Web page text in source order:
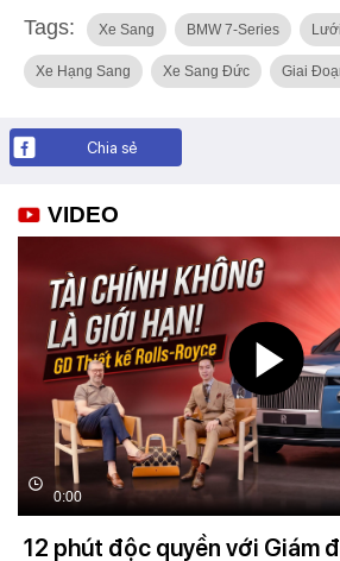
Tags: Xe Sang BMW 7-Series
Xe Hạng Sang Xe Sang Đức Giai
Chia sẻ
VIDEO
0:00
12 phút độc quyền với Giám